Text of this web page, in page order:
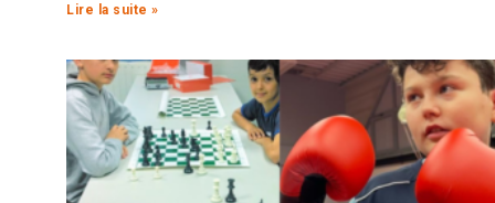
Lire la suite »